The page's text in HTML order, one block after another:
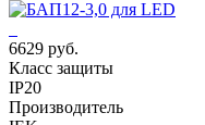
6629 руб.
Класс защиты
IP20
Производитель